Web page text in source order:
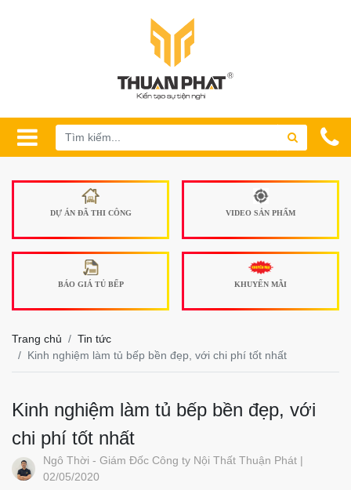
DỰ ÁN ĐÃ THI CÔNG VIDEO SẢN PHẨM
BÁO GIÁ TỦ BẾP KHUYẾN MÃI
Trang chủ
Tin tức
Kinh nghiệm làm tủ bếp bền đẹp, với chi phí tốt nhất
Kinh nghiệm làm tủ bếp bền đẹp, với
chi phí tốt nhất
Ngô Thời - Giám Đốc Công ty Nội Thất Thuận Phát |
02/05/2020